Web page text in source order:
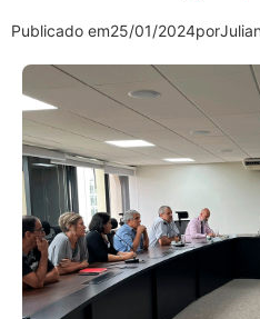
Publicado em25/01/2024por